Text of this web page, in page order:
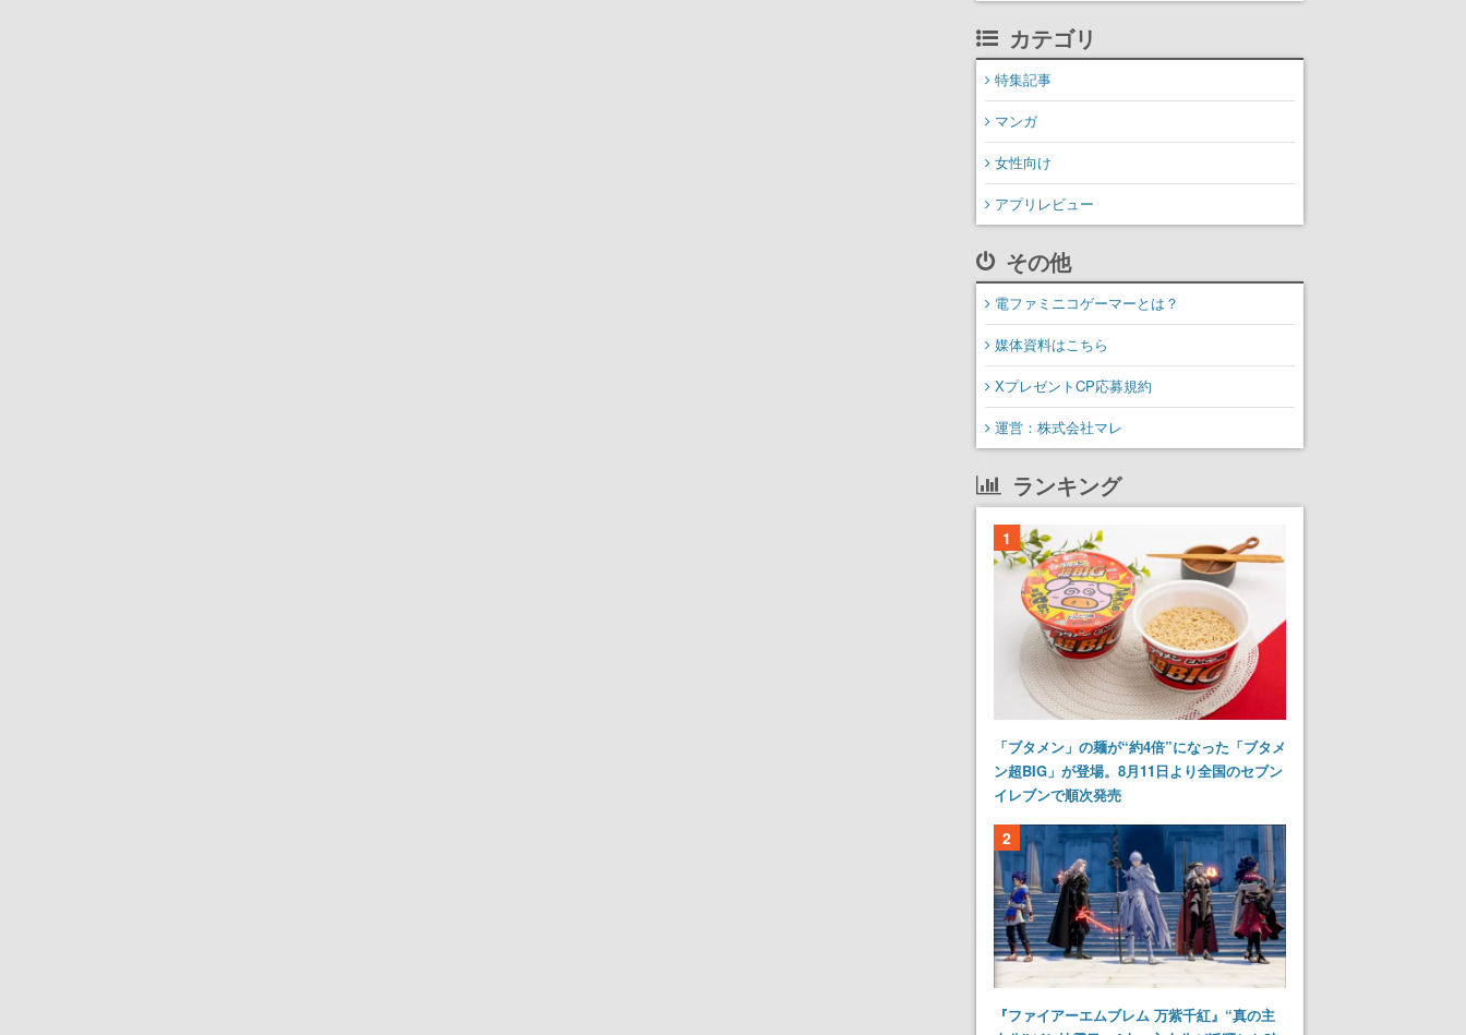
カテゴリ
特集記事
マンガ
女性向け
アプリレビュー
その他
電ファミニコゲーマーとは？
媒体資料はこちら
XプレゼントCP応募規約
運営：株式会社マレ
ランキング
1
「ブタメン」の麺が“約4倍”になった「ブタメ
ン超BIG」が登場。8月11日より全国のセブン
イレブンで順次発売
2
『ファイアーエムブレム 万紫千紅』“真の主